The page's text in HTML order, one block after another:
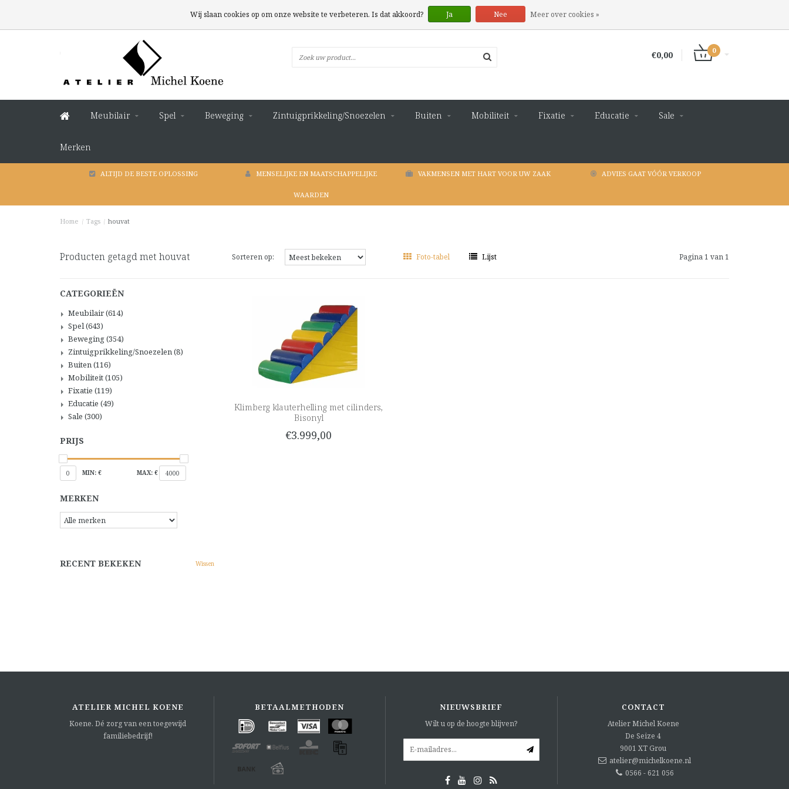
€0,00 0
Meubilair Spel Beweging Zintuigprikkeling/Snoezelen Buiten Mobiliteit Fixatie Educatie Sale
Merken
ALTIJD DE BESTE OPLOSSING MENSELIJKE EN MAATSCHAPPELIJKE
WAARDEN
VAKMENSEN MET HART VOOR UW ZAAK ADVIES GAAT VÓÓR VERKOOP
Home / Tags / houvat
Producten getagd met houvat Sorteren op: Foto-tabel Lijst Pagina 1 van 1
CATEGORIEËN
Meubilair(614)
Spel(643)
Beweging(354)
Zintuigprikkeling/Snoezelen(8)
Buiten(116)
Mobiliteit(105)
Fixatie (119)
Educatie (49)
Sale (300)
PRIJS
0 MIN: € MAX: € 4000
MERKEN
RECENT BEKEKEN Wissen
Klimberg klauterhelling met cilinders,
Bisonyl
€3.999,00
ATELIER MICHEL KOENE
Koene. Dé zorg van een toegewijd
familiebedrijf!
BETAALMETHODEN NIEUWSBRIEF
Wilt u op de hoogte blijven?
CONTACT
Atelier Michel Koene
De Seize 4
9001 XT Grou
atelier@michelkoene.nl
0566 - 621 056
Wij slaan cookies op om onze website te verbeteren. Is dat akkoord? Ja Nee Meer over cookies »